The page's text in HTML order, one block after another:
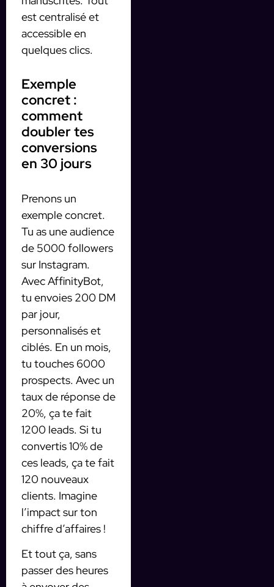
est centralisé et
accessible en
quelques clics.
Exemple
concret :
comment
doubler tes
conversions
en 30 jours
Prenons un
exemple concret.
Tu as une audience
de 5000 followers
sur Instagram.
Avec AffinityBot,
tu envoies 200 DM
par jour,
personnalisés et
ciblés. En un mois,
tu touches 6000
prospects. Avec un
taux de réponse de
20%, ça te fait
1200 leads. Si tu
convertis 10% de
ces leads, ça te fait
120 nouveaux
clients. Imagine
l’impact sur ton
chiffre d’affaires !
Et tout ça, sans
passer des heures